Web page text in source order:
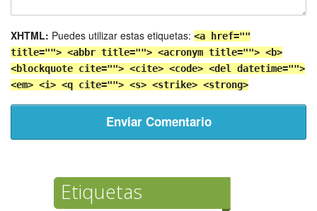
XHTML: Puedes utilizar estas etiquetas: <a href=""
title=""> <abbr title=""> <acronym title=""> <b>
<blockquote cite=""> <cite> <code> <del datetime="">
<em> <i> <q cite=""> <s> <strike> <strong>
Etiquetas